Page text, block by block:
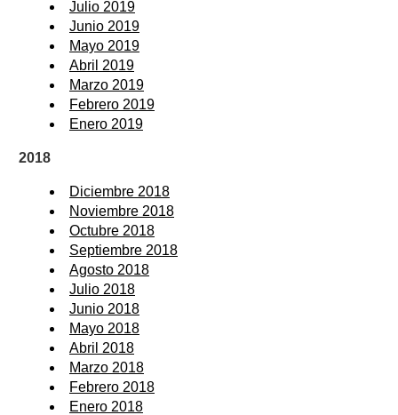
Julio 2019
Junio 2019
Mayo 2019
Abril 2019
Marzo 2019
Febrero 2019
Enero 2019
2018
Diciembre 2018
Noviembre 2018
Octubre 2018
Septiembre 2018
Agosto 2018
Julio 2018
Junio 2018
Mayo 2018
Abril 2018
Marzo 2018
Febrero 2018
Enero 2018